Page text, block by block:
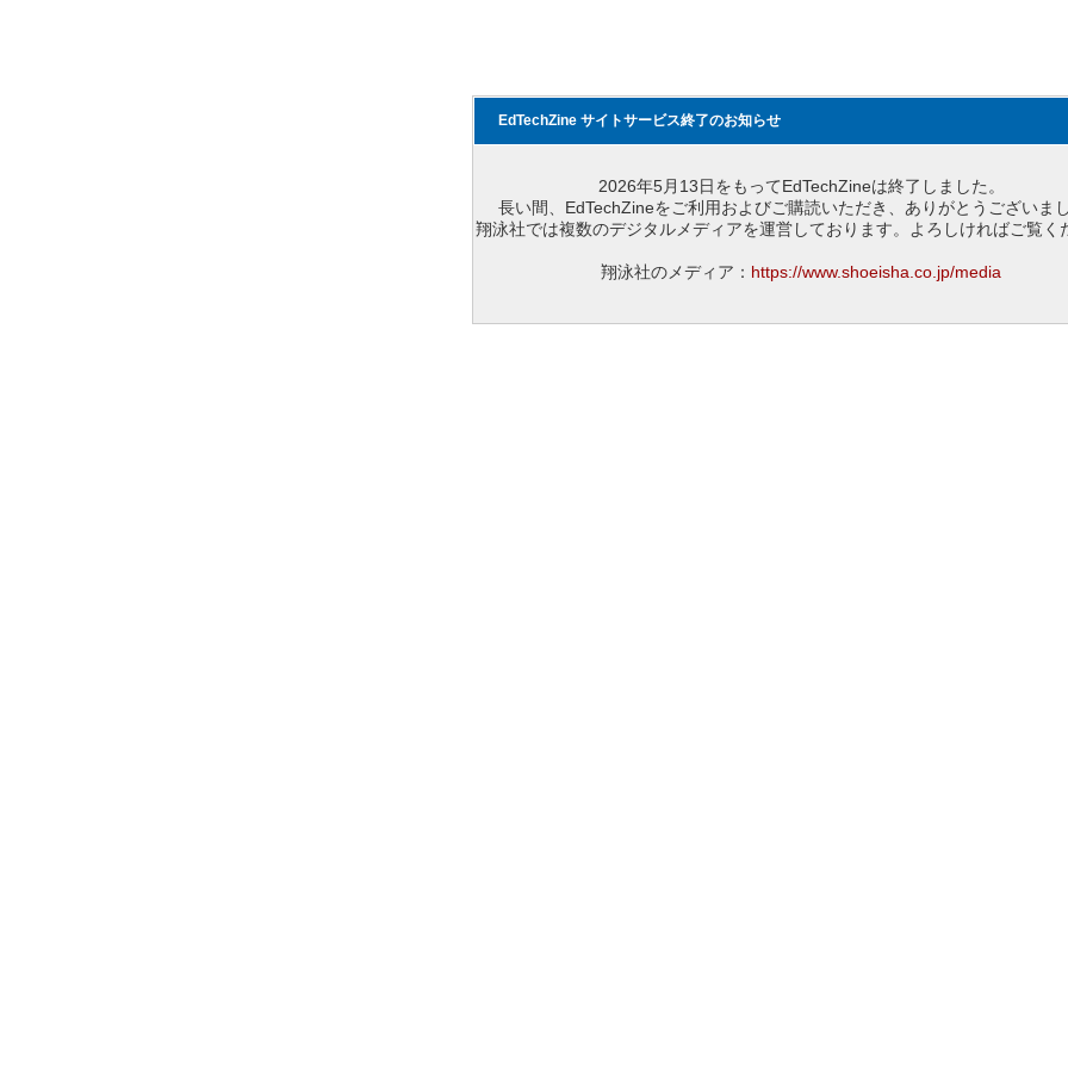
EdTechZine サイトサービス終了のお知らせ
2026年5月13日をもってEdTechZineは終了しました。
長い間、EdTechZineをご利用およびご購読いただき、ありがとうございまし
翔泳社では複数のデジタルメディアを運営しております。よろしければご覧く
翔泳社のメディア： https://www.shoeisha.co.jp/media